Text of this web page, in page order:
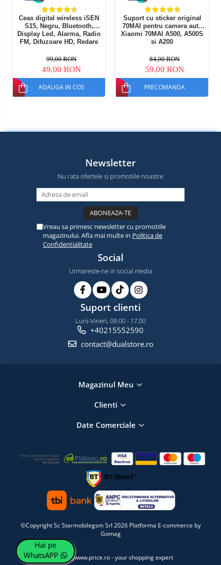
Ceas digital wireless iSEN
S15, Negru, Bluetooth,
Display Led, Alarma, Radio
FM, Difuzoare HD, Redare
99,00 RON
49,00 RON
ADAUGA IN COS
Suport cu sticker original
70MAI pentru camera auto
Xiaomi 70MAI A500, A500S
si A200
84,00 RON
59,00 RON
PRECOMANDA
Newsletter
Nu rata ofertele si promotiile noastre
Vreau sa primesc newsletter cu promotiile
magazinului. Afla mai multe in Politica de
Confidentialitate
Social
Urmareste-ne in social media
Suport clienti
Luni-Vineri, 09.00 - 17.00
+40215552590
contact@dualstore.ro
Magazinul Meu
Clienti
Date Comerciale
©Copyright Sc Starmobilegsm Srl 2026 Platforma E-commerce by
Gomag
Hai pe
WhatsAPP